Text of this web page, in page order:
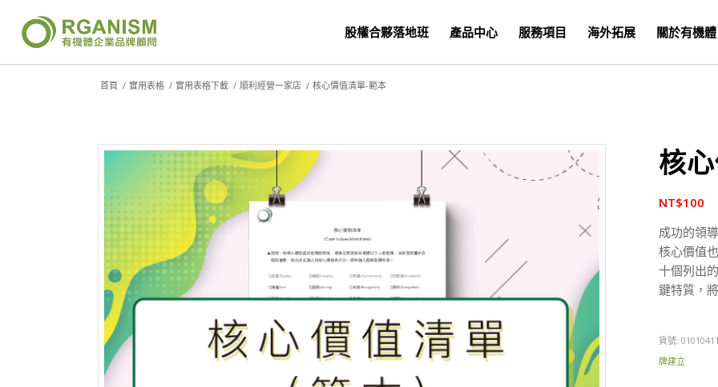
股權合夥落地班 產品中心 服務項目 海外拓展 關於有機體
首頁 / 實用表格 / 實用表格下載 / 順利經營一家店 / 核心價值清單-範本
核
NT$100
成功的領
核心價值
十個列出
鍵特質，
貨號:
牌建立